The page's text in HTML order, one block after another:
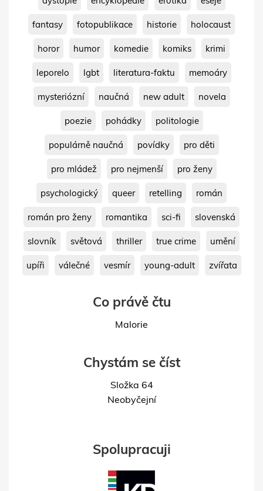
fantasy fotopublikace historie holocaust
horor humor komedie komiks krimi
leporelo lgbt literatura-faktu memoáry
mysteriózní naučná new adult novela
poezie pohádky politologie
populárně naučná povídky pro děti
pro mládež pro nejmenší pro ženy
psychologický queer retelling román
román pro ženy romantika sci-fi slovenská
slovník světová thriller true crime umění
upíři válečné vesmír young-adult zvířata
Co právě čtu
Malorie
Chystám se číst
Složka 64
Neobyčejní
Spolupracuji